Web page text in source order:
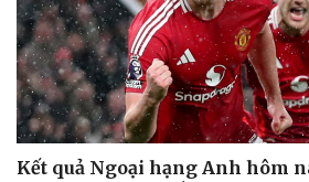
Kết quả Ngoại hạng Anh hôm